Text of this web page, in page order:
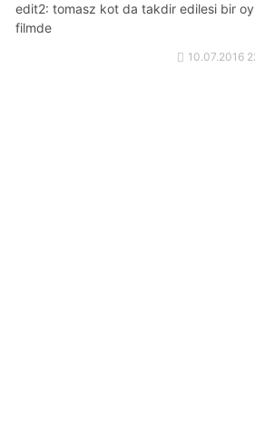
edit2: tomasz kot da takdir edilesi bir
filmde
10.07.2016